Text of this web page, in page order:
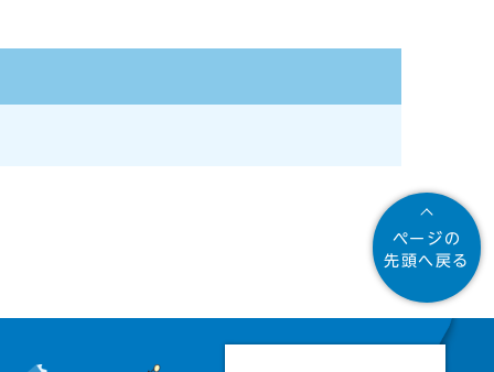
ページの
先頭へ戻る